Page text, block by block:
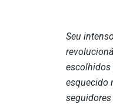
Seu
escolhidos
esquecido